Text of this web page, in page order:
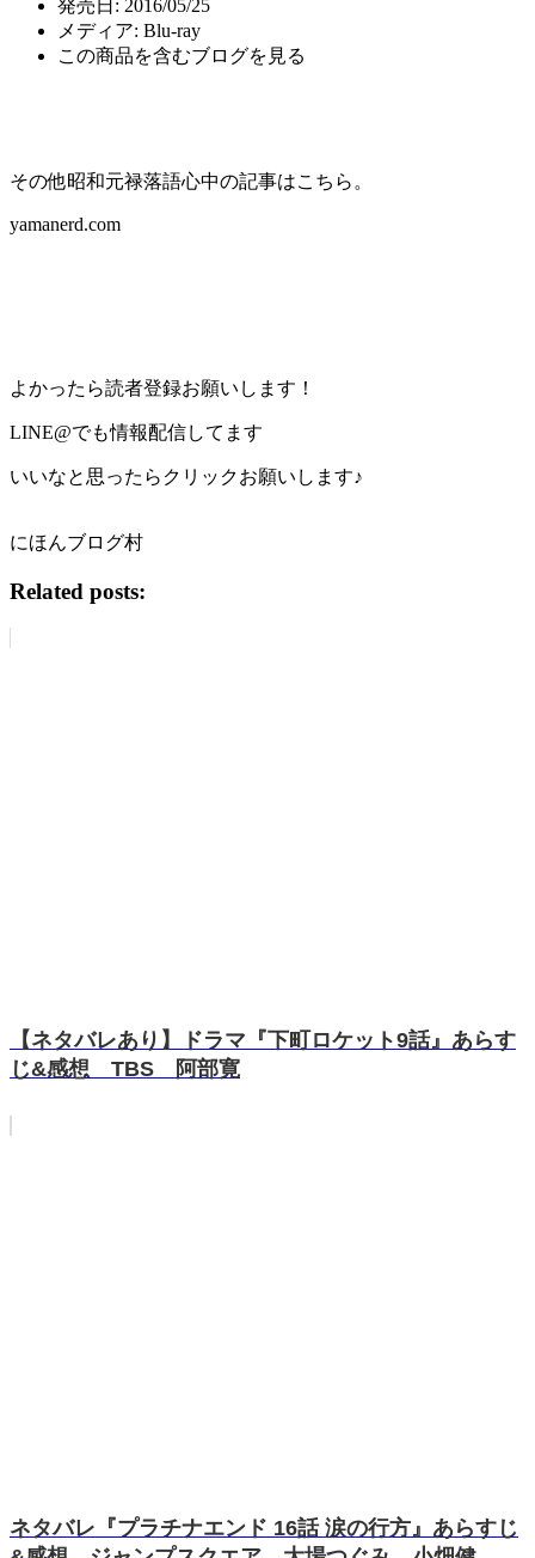
発売日: 2016/05/25
メディア: Blu-ray
この商品を含むブログを見る
その他昭和元禄落語心中の記事はこちら。
yamanerd.com
よかったら読者登録お願いします！
LINE@でも情報配信してます
いいなと思ったらクリックお願いします♪
にほんブログ村
Related posts:
【ネタバレあり】ドラマ『下町ロケット9話』あらす
じ&感想 TBS 阿部寛
ネタバレ『プラチナエンド 16話 涙の行方』あらすじ